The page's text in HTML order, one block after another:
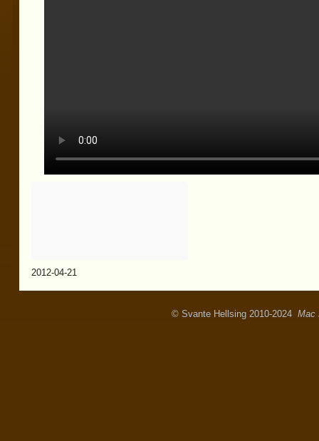
2012-04-21
© Svante Hellsing 2010-2024 Mac